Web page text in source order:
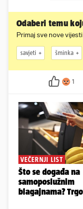
Odaberi temu
Primaj sve nove
savjeti šminka
1